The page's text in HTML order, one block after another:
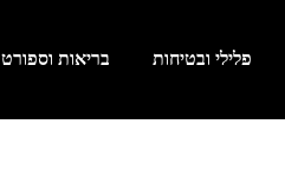
פלילי ובטיחות בריאות וספורט